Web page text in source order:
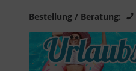
Bestellung / Beratung: